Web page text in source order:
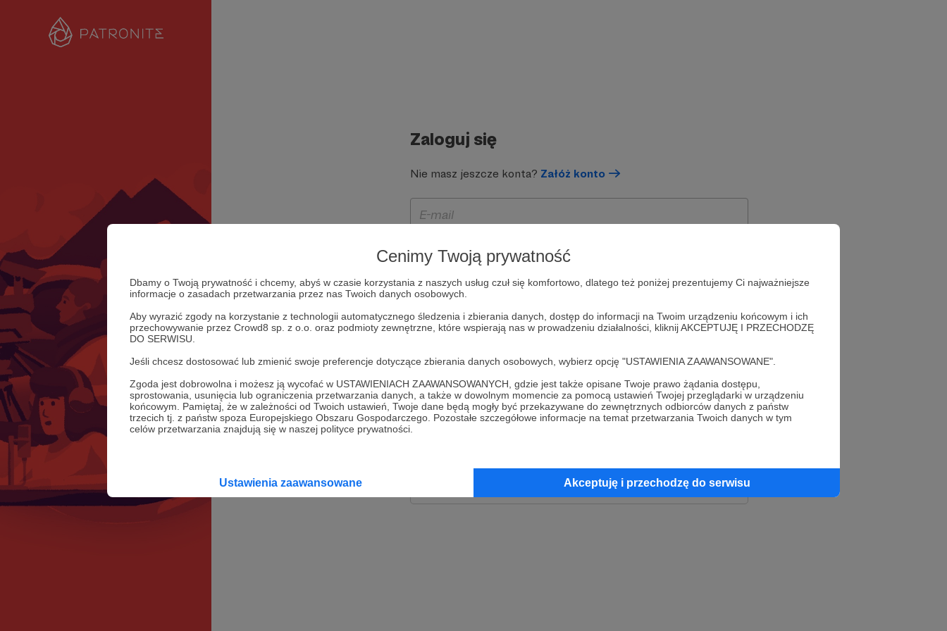
Cenimy Twoją prywatność
Dbamy o Twoją prywatność i chcemy, abyś w czasie korzystania z naszych usług czuł się komfortowo, dlatego też poniżej prezentujemy Ci najważniejsze
informacje o zasadach przetwarzania przez nas Twoich danych osobowych.
Aby wyrazić zgody na korzystanie z technologii automatycznego śledzenia i zbierania danych, dostęp do informacji na Twoim urządzeniu końcowym i ich
przechowywanie przez Crowd8 sp. z o.o. oraz podmioty zewnętrzne, które wspierają nas w prowadzeniu działalności, kliknij AKCEPTUJĘ I PRZECHODZĘ
DO SERWISU.
Jeśli chcesz dostosować lub zmienić swoje preferencje dotyczące zbierania danych osobowych, wybierz opcję "USTAWIENIA ZAAWANSOWANE".
Zgoda jest dobrowolna i możesz ją wycofać w USTAWIENIACH ZAAWANSOWANYCH, gdzie jest także opisane Twoje prawo żądania dostępu,
sprostowania, usunięcia lub ograniczenia przetwarzania danych, a także w dowolnym momencie za pomocą ustawień Twojej przeglądarki w urządzeniu
końcowym. Pamiętaj, że w zależności od Twoich ustawień, Twoje dane będą mogły być przekazywane do zewnętrznych odbiorców danych z państw
trzecich tj. z państw spoza Europejskiego Obszaru Gospodarczego. Pozostałe szczegółowe informacje na temat przetwarzania Twoich danych w tym
celów przetwarzania znajdują się w naszej polityce prywatności.
Ustawienia zaawansowane Akceptuję i przechodzę do serwisu
Zaloguj się
Nie masz jeszcze konta? Załóż konto
Zapamiętaj mnie
lub
Kontynuuj z Apple